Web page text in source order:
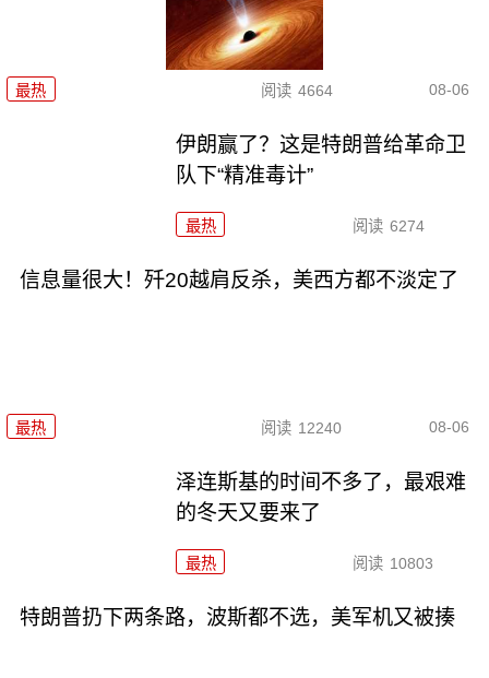
最热 阅读 4664 08-06
伊朗赢了？这是特朗普给革命卫
队下“精准毒计”
最热 阅读 6274
信息量很大！歼20越肩反杀，美西方都不淡定了
最热 阅读 12240 08-06
泽连斯基的时间不多了，最艰难
的冬天又要来了
最热 阅读 10803
特朗普扔下两条路，波斯都不选，美军机又被揍